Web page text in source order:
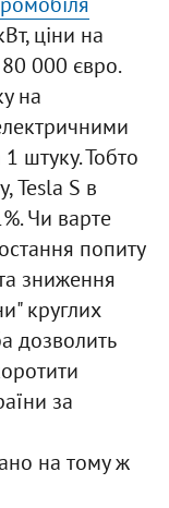
ціни на
000 євро.
на
штуку. Тобто
Tesla S в
Чи варте
попиту
зниження
круглих
дозволить
за
на тому ж